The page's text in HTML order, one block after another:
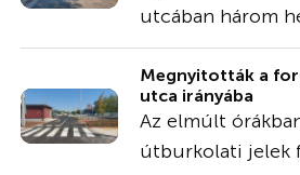
utcában három
Megnyitották a
utca irányába
Az elmúlt
útburkolati jelek